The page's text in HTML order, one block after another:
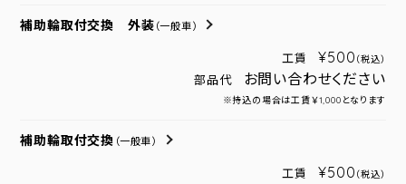
補助輪取付交換 外装 （一般車）
工賃 ¥500 （税込）
部品代 お問い合わせください
※持込の場合は工賃￥1,000となります
補助輪取付交換 （一般車）
工賃 ¥500 （税込）